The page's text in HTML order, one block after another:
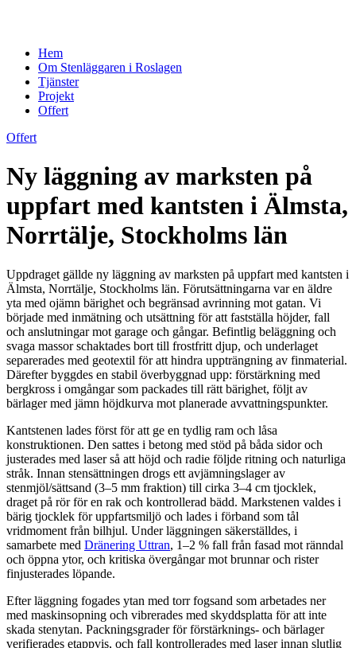
Hem
Om Stenläggaren i Roslagen
Tjänster
Projekt
Offert
Offert
Ny läggning av marksten på
uppfart med kantsten i Älmsta,
Norrtälje, Stockholms län
Uppdraget gällde ny läggning av marksten på uppfart med kantsten i
Älmsta, Norrtälje, Stockholms län. Förutsättningarna var en äldre
yta med ojämn bärighet och begränsad avrinning mot gatan. Vi
började med inmätning och utsättning för att fastställa höjder, fall
och anslutningar mot garage och gångar. Befintlig beläggning och
svaga massor schaktades bort till frostfritt djup, och underlaget
separerades med geotextil för att hindra uppträngning av finmaterial.
Därefter byggdes en stabil överbyggnad upp: förstärkning med
bergkross i omgångar som packades till rätt bärighet, följt av
bärlager med jämn höjdkurva mot planerade avvattningspunkter.
Kantstenen lades först för att ge en tydlig ram och låsa
konstruktionen. Den sattes i betong med stöd på båda sidor och
justerades med laser så att höjd och radie följde ritning och naturliga
stråk. Innan stensättningen drogs ett avjämningslager av
stenmjöl/sättsand (3–5 mm fraktion) till cirka 3–4 cm tjocklek,
draget på rör för en rak och kontrollerad bädd. Markstenen valdes i
bärig tjocklek för uppfartsmiljö och lades i förband som tål
vridmoment från bilhjul. Under läggningen säkerställdes, i
samarbete med Dränering Uttran, 1–2 % fall från fasad mot ränndal
och öppna ytor, och kritiska övergångar mot brunnar och rister
finjusterades löpande.
Efter läggning fogades ytan med torr fogsand som arbetades ner
med maskinsopning och vibrerades med skyddsplatta för att inte
skada stenytan. Packningsgrader för förstärknings- och bärlager
verifierades etappvis, och fall kontrollerades med laser innan slutlig